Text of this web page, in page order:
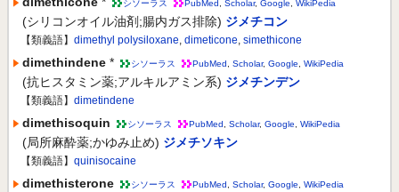
シソーラス PubMed Scholar, Google WikiPedia
(シリコンオイル油剤;腸内ガス排除) ジメチコン
【類義語】 dimethyl polysiloxane, dimeticone, simethicone
dimethindene * シソーラス PubMed Scholar, Google WikiPedia
(抗ヒスタミン薬;アルキルアミン系) ジメチンデン
【類義語】 dimetindene
dimethisoquin シソーラス PubMed Scholar, Google WikiPedia
(局所麻酔薬;かゆみ止め) ジメチソキン
【類義語】 quinisocaine
dimethisterone シソーラス PubMed Scholar, Google WikiPedia